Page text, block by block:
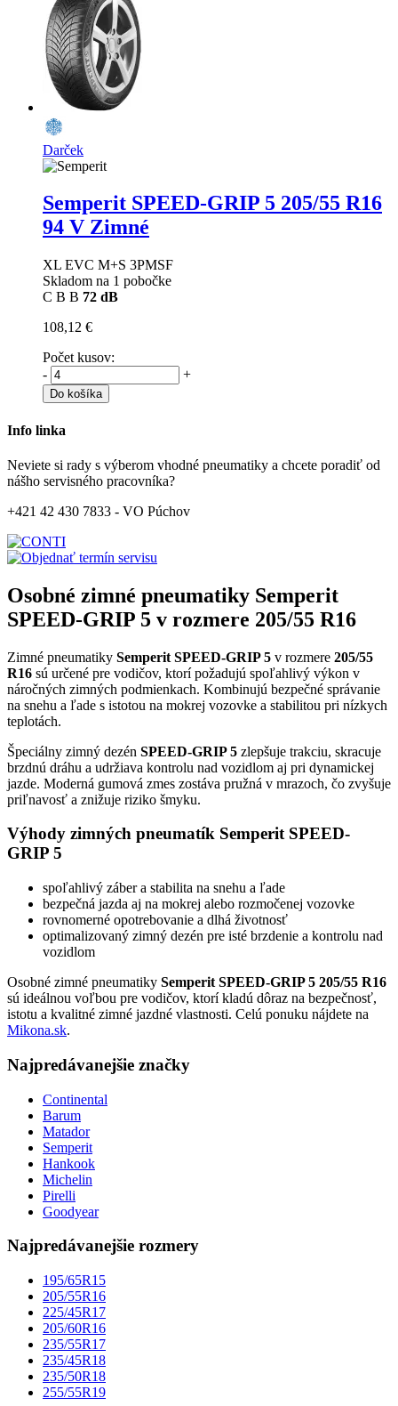
Darček
Semperit SPEED-GRIP 5 205/55 R16
94 V Zimné
XL EVC M+S 3PMSF
Skladom na 1 pobočke
C B B 72 dB
108,12 €
Počet kusov:
-
+
Do košíka
Info linka
Neviete si rady s výberom vhodné pneumatiky a chcete poradiť od
nášho servisného pracovníka?
+421 42 430 7833 - VO Púchov
Osobné zimné pneumatiky Semperit
SPEED-GRIP 5 v rozmere 205/55 R16
Zimné pneumatiky Semperit SPEED-GRIP 5 v rozmere 205/55
R16 sú určené pre vodičov, ktorí požadujú spoľahlivý výkon v
náročných zimných podmienkach. Kombinujú bezpečné správanie
na snehu a ľade s istotou na mokrej vozovke a stabilitou pri nízkych
teplotách.
Špeciálny zimný dezén SPEED-GRIP 5 zlepšuje trakciu, skracuje
brzdnú dráhu a udržiava kontrolu nad vozidlom aj pri dynamickej
jazde. Moderná gumová zmes zostáva pružná v mrazoch, čo zvyšuje
priľnavosť a znižuje riziko šmyku.
Výhody zimných pneumatík Semperit SPEED-
GRIP 5
spoľahlivý záber a stabilita na snehu a ľade
bezpečná jazda aj na mokrej alebo rozmočenej vozovke
rovnomerné opotrebovanie a dlhá životnosť
optimalizovaný zimný dezén pre isté brzdenie a kontrolu nad
vozidlom
Osobné zimné pneumatiky Semperit SPEED-GRIP 5 205/55 R16
sú ideálnou voľbou pre vodičov, ktorí kladú dôraz na bezpečnosť,
istotu a kvalitné zimné jazdné vlastnosti. Celú ponuku nájdete na
Mikona.sk.
Najpredávanejšie značky
Continental
Barum
Matador
Semperit
Hankook
Michelin
Pirelli
Goodyear
Najpredávanejšie rozmery
195/65R15
205/55R16
225/45R17
205/60R16
235/55R17
235/45R18
235/50R18
255/55R19